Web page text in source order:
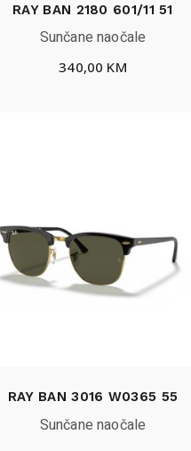
RAY BAN 2180 601/11 51
Sunčane naočale
340,00 KM
RAY BAN 3016 W0365 55
Sunčane naočale